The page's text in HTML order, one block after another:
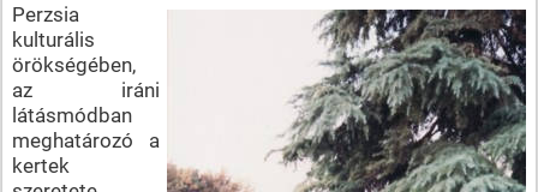
Perzsia
kulturális
örökségében,
az iráni
látásmódban
meghatározó a
kertek